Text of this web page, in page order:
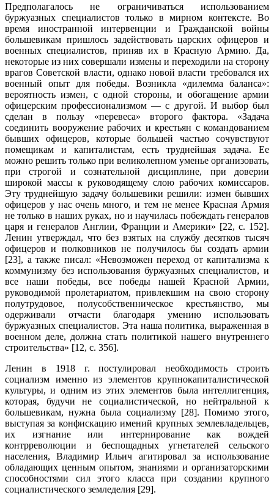
Предполагалось не ограничиваться использованием
буржуазных специ­алистов только в мирном контексте. Во
время иностранной интервенции и Гражданской войны
большевикам пришлось задействовать царских офицеров и
военных специалистов, приняв их в Красную Армию. Да,
некоторые из них совершали измены и переходили на сторону
врагов Советской власти, однако новой власти требовался их
военный опыт для победы. Возникла «дилемма баланса»:
вероятность измен, с одной стороны, и обогащение армии
офицер­ским профессионализмом — с другой. И выбор был
сделан в пользу «перевеса» второго фактора. «Задача
соединить вооружение рабочих и крестьян с коман­дованием
бывших офицеров, которые большей частью сочувствуют
помещи­кам и капиталистам, есть труднейшая задача. Ее
можно решить только при великолепном уменье организовать,
при строгой и сознательной дисциплине, при доверии
широкой массы к руководящему слою рабочих комиссаров.
Эту труднейшую задачу большевики решили: измен бывших
офицеров у нас очень много, и тем не менее Красная Армия
не только в наших руках, но и научилась побеждать генералов
царя и генералов Англии, Франции и Америки» [22, с. 152].
Ленин утверждал, что без взятых на службу десятков тысяч
офицеров и пол­ковников не получилось бы создать армии
[23], а также писал: «Невозможен переход от капитализма к
коммунизму без использования буржуазных специ­алистов, и
все наши победы, все победы нашей Красной Армии,
руководимой пролетариатом, привлекшим на свою сторону
полутрудовое, полусобственни­ческое крестьянство, мы
одерживали отчасти благодаря умению использовать
буржуазных специалистов. Эта наша политика, выраженная в
военном деле, должна стать политикой нашего внутреннего
строительства» [12, с. 356].
Ленин в 1918 г. постулировал необходимость строить
социализм именно из элементов крупнокапиталистической
культуры, и одним из этих элементов была интеллигенция,
которая, будучи не социалистической, но нейтральной к
большевикам, нужна была социализму [28]. Помимо этого,
выступая за конфи­скацию имений крупных землевладельцев,
их изгнание или интернирование как вождей
контрреволюции и беспощадных угнетателей сельского
населения, Владимир Ильич агитировал за использование
обладающих ценным опытом, знаниями и организаторскими
способностями сил этого класса при создании крупного
социалистического земледелия [29].